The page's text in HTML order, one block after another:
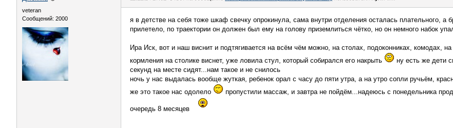
veteran
Сообщений: 2000
я в детстве на себя тоже шкаф свечку опрокинула, сама внутри отделения осталась плательного, а
прилетело, по траектории он должен был ему на голову приземлиться чётко, но он немного набок
Ира Иск, вот и наш виснит и подтягивается на всём чём можно, на столах, подоконниках, комодах,
кормления на столике виснет, уже ловила стул, который собирался его накрыть
ну есть же дети
секунд на месте сидят...нам такое и не снилось
ночь у нас выдалась вообще жуткая, ребенок орал с часу до пяти утра, а на утро сопли ручьём,
же это такое нас одолело
пропустили массаж, и завтра не пойдём...надеюсь с понедельника
очередь 8 месяцев